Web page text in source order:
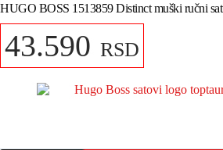
HUGO BOSS 1513859 Distinct muški ručni sat
43.590 RSD